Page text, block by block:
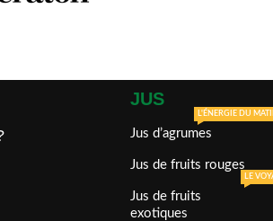
JUS
Jus d’agrumes
L'ÉNERGIE DU
Jus de fruits rouges
Jus de fruits
exotiques
LE